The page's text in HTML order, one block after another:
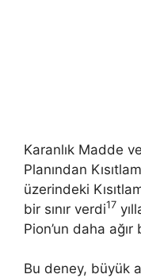
Karanlık Madde
Planından
üzerindeki
bir sınır verdi17
Pion’un daha
Bu deney, büyük